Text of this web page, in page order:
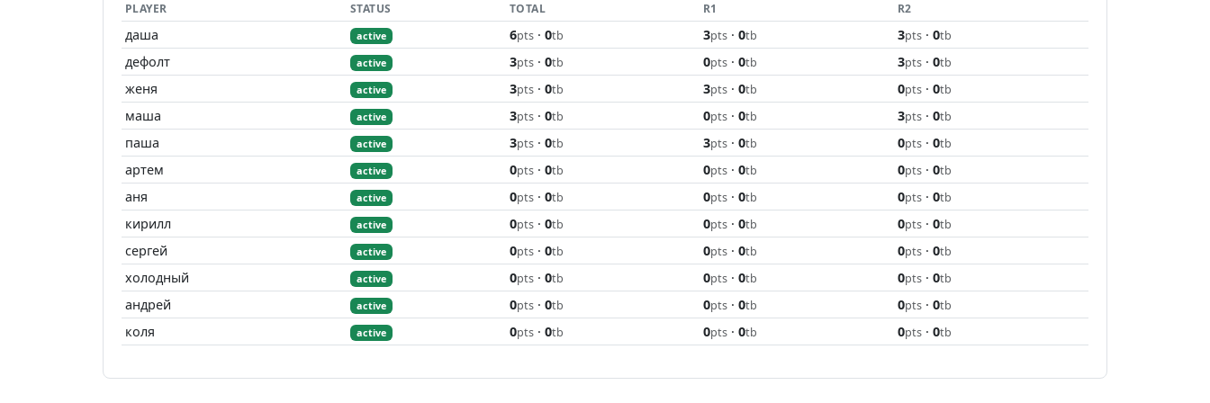
PLAYER STATUS TOTAL R1 R2
даша active 6pts · 0tb 3pts · 0tb 3pts · 0tb
дефолт active 3pts · 0tb 0pts · 0tb 3pts · 0tb
женя active 3pts · 0tb 3pts · 0tb 0pts · 0tb
маша active 3pts · 0tb 0pts · 0tb 3pts · 0tb
паша active 3pts · 0tb 3pts · 0tb 0pts · 0tb
артем active 0pts · 0tb 0pts · 0tb 0pts · 0tb
аня active 0pts · 0tb 0pts · 0tb 0pts · 0tb
кирилл active 0pts · 0tb 0pts · 0tb 0pts · 0tb
сергей active 0pts · 0tb 0pts · 0tb 0pts · 0tb
холодный active 0pts · 0tb 0pts · 0tb 0pts · 0tb
андрей active 0pts · 0tb 0pts · 0tb 0pts · 0tb
коля active 0pts · 0tb 0pts · 0tb 0pts · 0tb